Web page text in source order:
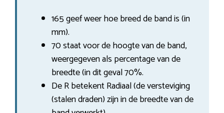
165 geef weer hoe breed de band is (in
mm).
70 staat voor de hoogte van de band,
weergegeven als percentage van de
breedte (in dit geval 70%.
De R betekent Radiaal (de versteviging
(stalen draden) zijn in de breedte van de